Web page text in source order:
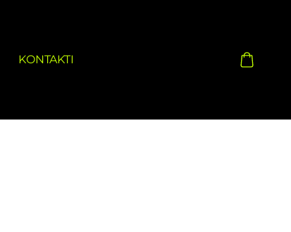
KONTAKTI